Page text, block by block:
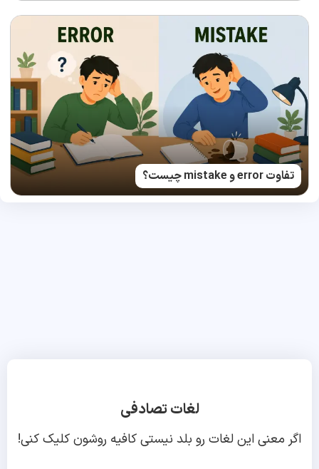
تفاوت error و mistake چیست؟
لغات تصادفی
اگر معنی این لغات رو بلد نیستی کافیه روشون کلیک کنی!